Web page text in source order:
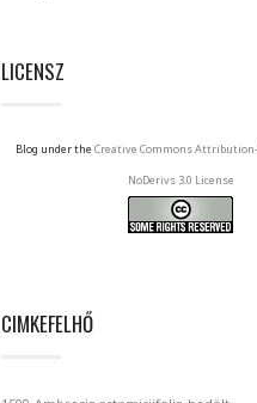
LICENSZ
Blog under the Creative Commons
NoDerivs 3.0 License
CIMKEFELHŐ